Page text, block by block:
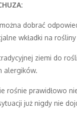
dobrać
wkładki na
ziemi do
alergików.
rośnie prawidłowo
już nigdy nie